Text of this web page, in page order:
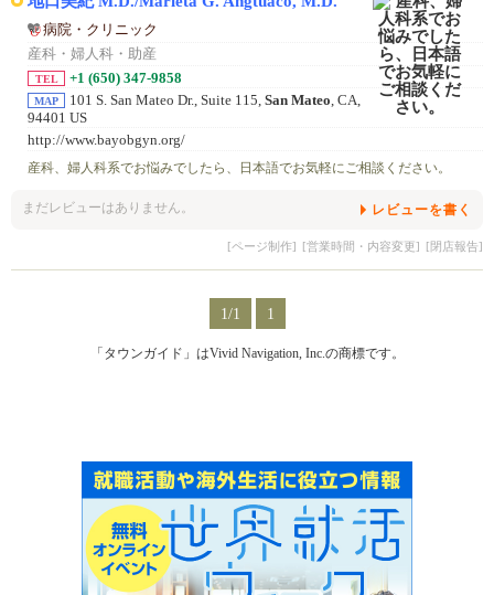
病院・クリニック
産科・婦人科・助産
TEL +1 (650) 347-9858
MAP 101 S. San Mateo Dr., Suite 115, San Mateo, CA,
94401 US
http://www.bayobgyn.org/
産科、婦人科系でお悩みでしたら、日本語でお気軽にご相談ください。
まだレビューはありません。 レビューを書く
[ページ制作] [営業時間・内容変更] [閉店報告]
1/1 1
「タウンガイド」はVivid Navigation, Inc.の商標です。